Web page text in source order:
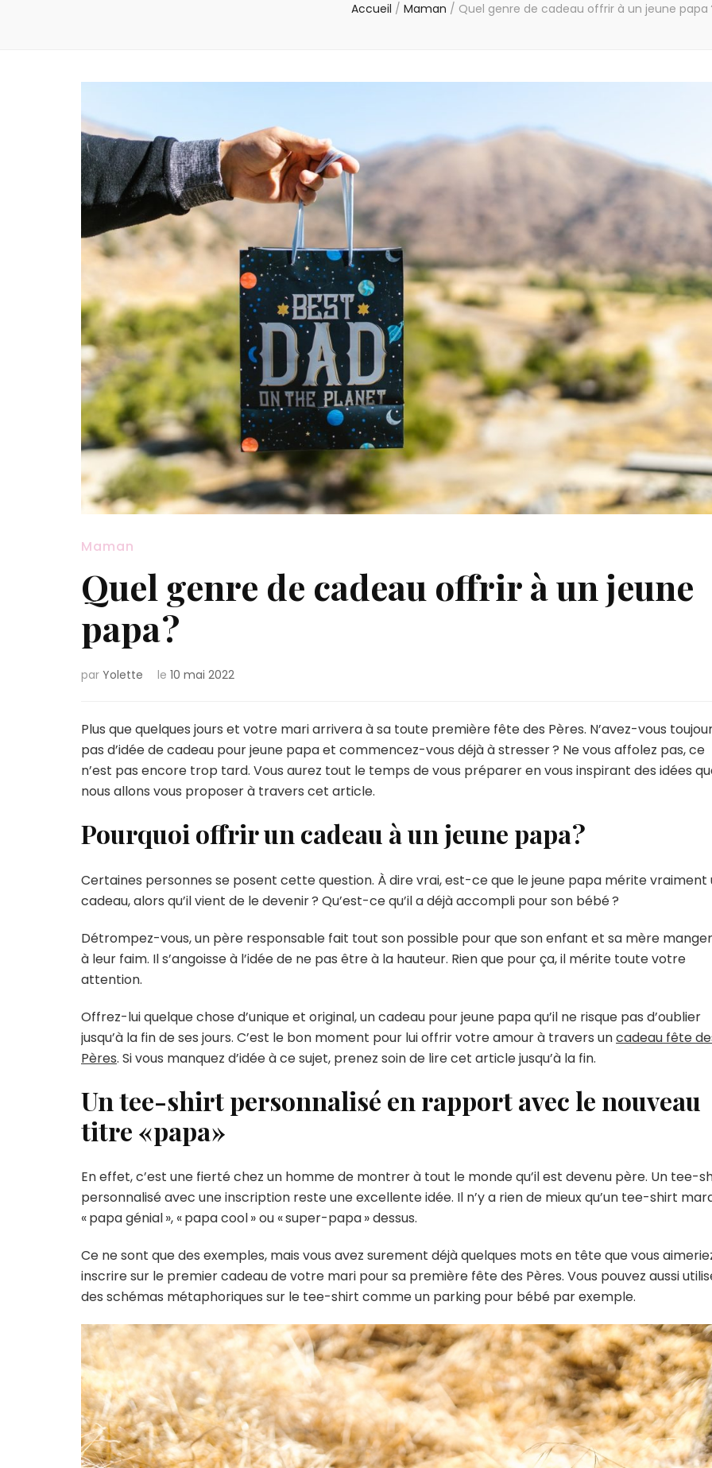
Accueil / Maman / Quel genre de cadeau offrir à un jeune papa
Maman
Quel genre de cadeau offrir à un jeune
papa ?
par Yolette le 10 mai 2022
Plus que quelques jours et votre mari arrivera à sa toute première fête des Pères. N’avez-vous
pas d’idée de cadeau pour jeune papa et commencez-vous déjà à stresser ? Ne vous affolez pas, ce
n’est pas encore trop tard. Vous aurez tout le temps de vous préparer en vous inspirant des idées
nous allons vous proposer à travers cet article.
Pourquoi offrir un cadeau à un jeune papa ?
Certaines personnes se posent cette question. À dire vrai, est-ce que le jeune papa mérite vraiment
cadeau, alors qu’il vient de le devenir ? Qu’est-ce qu’il a déjà accompli pour son bébé ?
Détrompez-vous, un père responsable fait tout son possible pour que son enfant et sa mère
à leur faim. Il s’angoisse à l’idée de ne pas être à la hauteur. Rien que pour ça, il mérite toute votre
attention.
Offrez-lui quelque chose d’unique et original, un cadeau pour jeune papa qu’il ne risque pas d’oublier
jusqu’à la fin de ses jours. C’est le bon moment pour lui offrir votre amour à travers uncadeau fête
Pères. Si vous manquez d’idée à ce sujet, prenez soin de lire cet article jusqu’à la fin.
Un tee-shirt personnalisé en rapport avec le nouveau
titre « papa »
En effet, c’est une fierté chez un homme de montrer à tout le monde qu’il est devenu père. Un tee-
personnalisé avec une inscription reste une excellente idée. Il n’y a rien de mieux qu’un tee-shirt
« papa génial », « papa cool » ou « super-papa » dessus.
Ce ne sont que des exemples, mais vous avez surement déjà quelques mots en tête que vous
inscrire sur le premier cadeau de votre mari pour sa première fête des Pères. Vous pouvez aussi
des schémas métaphoriques sur le tee-shirt comme un parking pour bébé par exemple.